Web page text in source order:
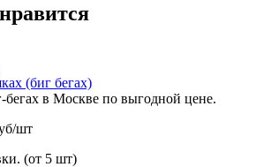
(биг бегах)
бегах в Москве по выгодной цене.
шт
(от 5 шт)